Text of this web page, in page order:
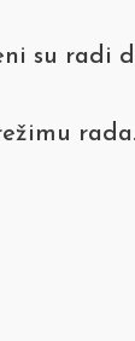
su radi
rada.